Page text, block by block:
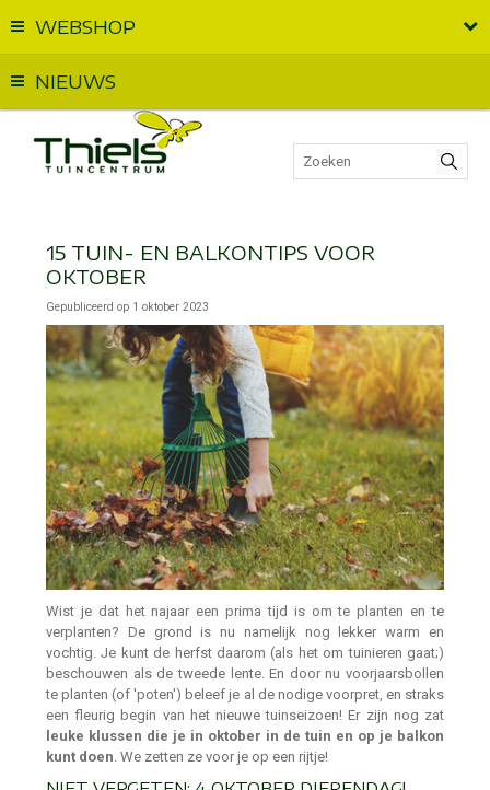
WEBSHOP
NIEUWS
15 TUIN- EN BALKONTIPS VOOR
OKTOBER
Gepubliceerd op 1 oktober 2023
Wist je dat het najaar een prima tijd is om te planten en te
verplanten? De grond is nu namelijk nog lekker warm en
vochtig. Je kunt de herfst daarom (als het om tuinieren gaat;)
beschouwen als de tweede lente. En door nu voorjaarsbollen
te planten (of 'poten') beleef je al de nodige voorpret, en straks
een fleurig begin van het nieuwe tuinseizoen! Er zijn nog zat
leuke klussen die je in oktober in de tuin en op je balkon
kunt doen. We zetten ze voor je op een rijtje!